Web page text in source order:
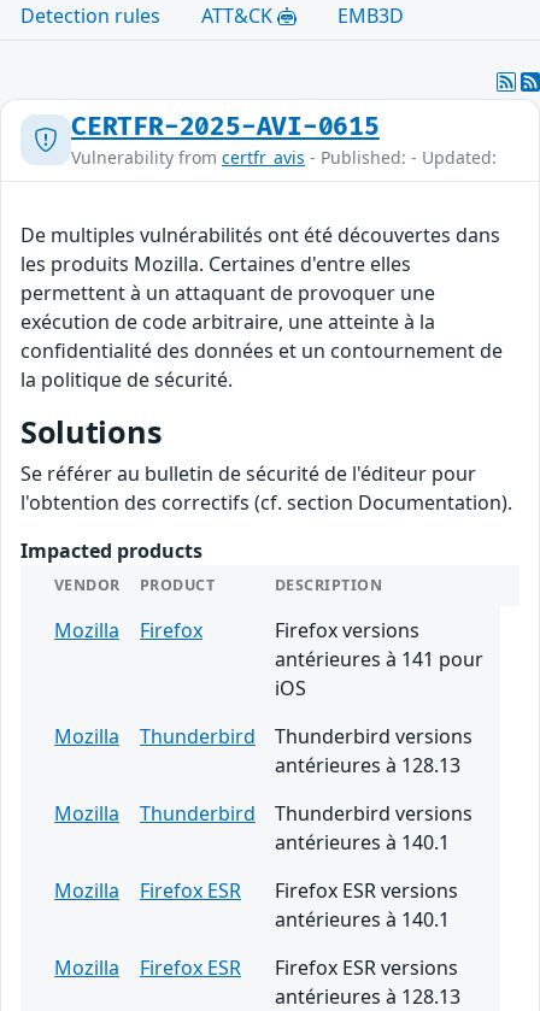
Detection rules
ATT&CK EMB3D
CERTFR-2025-AVI-0615
Vulnerability from certfr_avis - Published: - Updated:
De multiples vulnérabilités ont été découvertes dans
les produits Mozilla. Certaines d'entre elles
permettent à un attaquant de provoquer une
exécution de code arbitraire, une atteinte à la
confidentialité des données et un contournement de
la politique de sécurité.
Solutions
Se référer au bulletin de sécurité de l'éditeur pour
l'obtention des correctifs (cf. section Documentation).
Impacted products
VENDOR PRODUCT DESCRIPTION
Mozilla Firefox
Firefox versions
antérieures à 141 pour
iOS
Mozilla
Thunderbird
Thunderbird versions
antérieures à 128.13
Mozilla
Thunderbird
Thunderbird versions
antérieures à 140.1
Mozilla
Firefox ESR
Firefox ESR versions
antérieures à 140.1
Mozilla
Firefox ESR
Firefox ESR versions
antérieures à 128.13